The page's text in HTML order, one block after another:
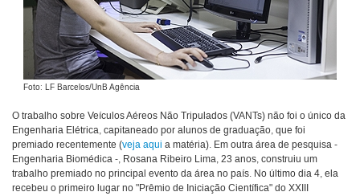
Foto: LF Barcelos/UnB Agência
O trabalho sobre Veículos Aéreos Não Tripulados (VANTs) não foi o único da
Engenharia Elétrica, capitaneado por alunos de graduação, que foi
premiado recentemente (veja aqui a matéria). Em outra área de pesquisa -
Engenharia Biomédica -, Rosana Ribeiro Lima, 23 anos, construiu um
trabalho premiado no principal evento da área no país. No último dia 4, ela
recebeu o primeiro lugar no "Prêmio de Iniciação Científica" do XXIII